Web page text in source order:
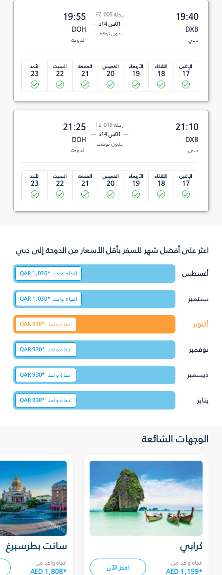
19:40
DXB
دبي
رحلة FZ 005
01س 14د
بدون توقف
19:55
DOH
الدوحة
الإثنين
17
الثلاثاء
18
الأربعاء
19
الخميس
20
الجمعة
21
السبت
22
الأحد
23
21:10
DXB
دبي
رحلة FZ 019
01س 14د
بدون توقف
21:25
DOH
الدوحة
الإثنين
17
الثلاثاء
18
الأربعاء
19
الخميس
20
الجمعة
21
السبت
22
الأحد
23
اعثر على أفضل شهر للسفر بأقل الأسعار من الدوحة إلى دبي
أغسطس اتجاه واحد QAR 1,076*
سبتمبر اتجاه واحد QAR 1,030*
أكتوبر اتجاه واحد QAR930*
نوفمبر اتجاه واحد QAR930*
ديسمبر اتجاه واحد QAR930*
يناير اتجاه واحد QAR930*
الوجهات الشائعة
سانت بطرسبرغ
اتجاه واحد من
AED 1,808*
كرابي
اتجاه واحد من
AED 1,159* احجز الآن